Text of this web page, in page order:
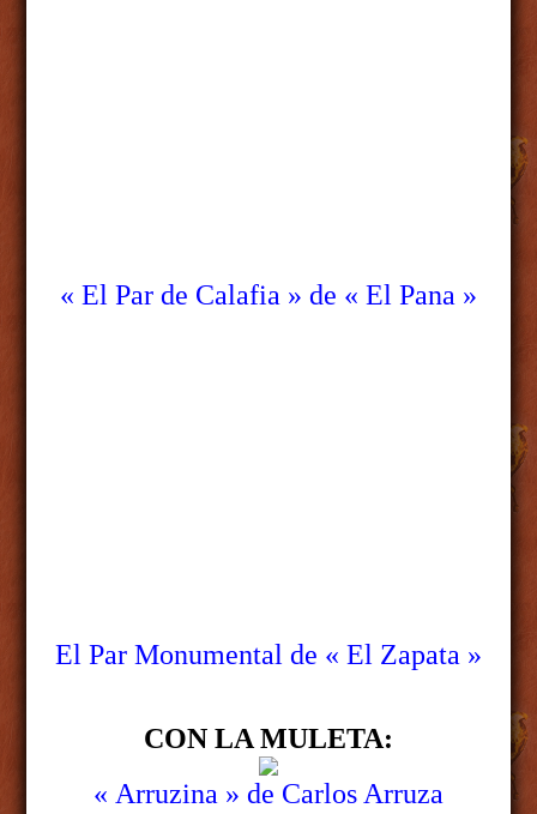
« El Par de Calafia » de « El Pana »
El Par Monumental de « El Zapata »
CON LA MULETA:
« Arruzina » de Carlos Arruza